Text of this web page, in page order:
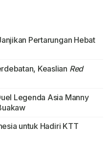
Pertarungan Hebat
Keaslian Red
Legenda Asia Manny
untuk Hadiri KTT